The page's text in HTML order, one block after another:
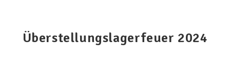
Überstellungslagerfeuer 2024